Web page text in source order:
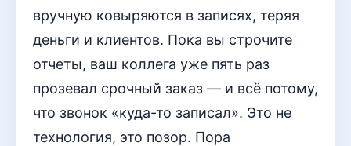
вручную ковыряются в записях, теряя
деньги и клиентов. Пока вы строчите
отчеты, ваш коллега уже пять раз
прозевал срочный заказ — и всё потому,
что звонок «куда-то записал». Это не
технология, это позор. Пора